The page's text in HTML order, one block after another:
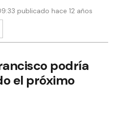
publicado hace 12 años
podría
el próximo